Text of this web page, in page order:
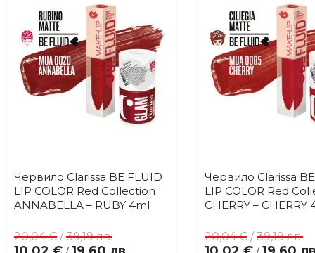
Добави
в
любими
Купи
Червило Clarissa BE FLUID
LIP COLOR Red Collection
ANNABELLA – RUBY 4ml
20,04 € /39,19 лв.
в
Купи
Червило Clarissa
LIP COLOR Red
CHERRY – CHERRY
20,04 € /39,19 лв.